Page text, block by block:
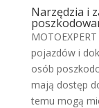
Narzędzia i
pojazdów i
osób
mają dostęp
temu mogą